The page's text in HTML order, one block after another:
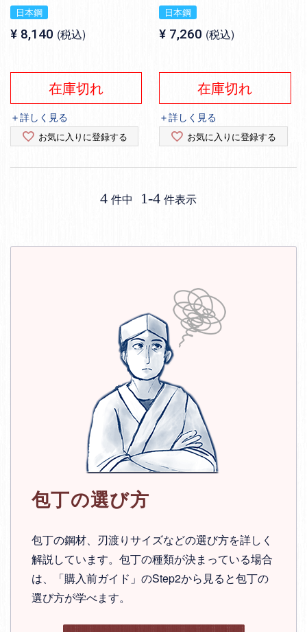
日本鋼
¥ 8,140 税込
在庫切れ
＋詳しく見る
お気に入りに登録する
日本鋼
¥ 7,260 税込
在庫切れ
＋詳しく見る
お気に入りに登録する
4 件中 1-4 件表示
包丁の選び方
包丁の鋼材、刃渡りサイズなどの選び方を詳しく
解説しています。包丁の種類が決まっている場合
は、「購入前ガイド」のStep2から見ると包丁の
選び方が学べます。